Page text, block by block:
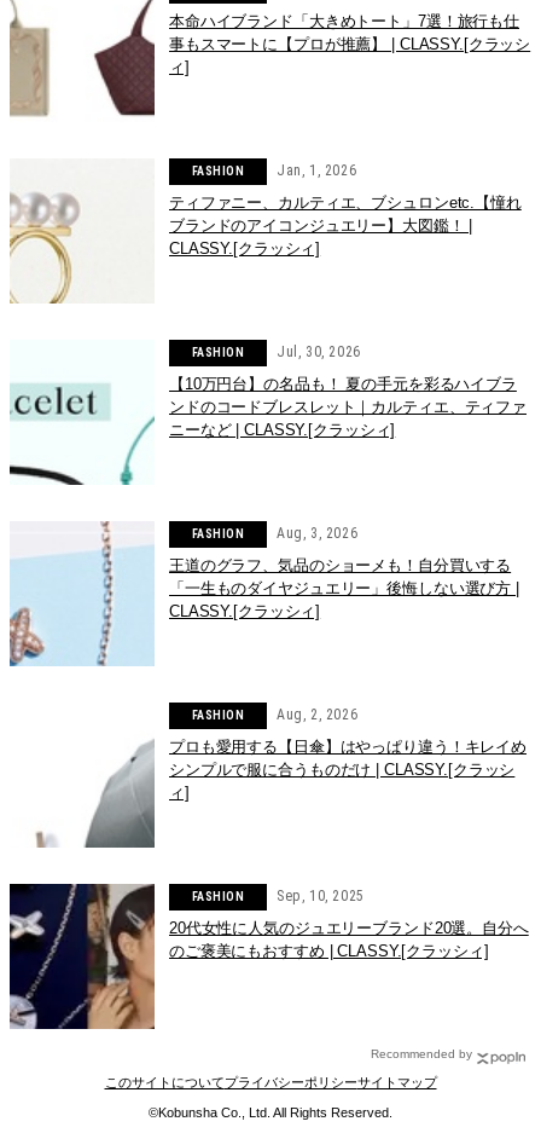
本命ハイブランド「大きめトート」7選！旅行も仕
事もスマートに【プロが推薦】 | CLASSY.[クラッシ
ィ]
FASHION Jan, 1, 2026
ティファニー、カルティエ、ブシュロンetc.【憧れ
ブランドのアイコンジュエリー】大図鑑！ |
CLASSY.[クラッシィ]
FASHION Jul, 30, 2026
【10万円台】の名品も！ 夏の手元を彩るハイブラ
ンドのコードブレスレット｜カルティエ、ティファ
ニーなど | CLASSY.[クラッシィ]
FASHION Aug, 3, 2026
王道のグラフ、気品のショーメも！自分買いする
「一生ものダイヤジュエリー」後悔しない選び方 |
CLASSY.[クラッシィ]
FASHION Aug, 2, 2026
プロも愛用する【日傘】はやっぱり違う！キレイめ
シンプルで服に合うものだけ | CLASSY.[クラッシ
ィ]
FASHION Sep, 10, 2025
20代女性に人気のジュエリーブランド20選。自分へ
のご褒美にもおすすめ | CLASSY.[クラッシィ]
Recommended by
このサイトについてプライバシーポリシーサイトマップ
©Kobunsha Co., Ltd. All Rights Reserved.